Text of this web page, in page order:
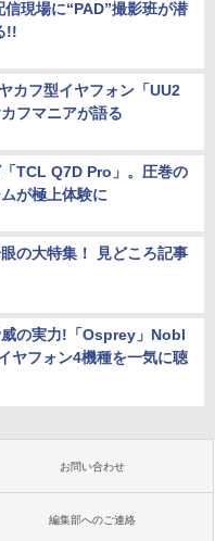
料無料 ※沖縄、離島を除
IPS Tpye-C/mini HDMI
対応
信現場に“PAD”撮影班が潜
!!
カフ型イヤフォン「UU2
フマニアが語る
TCL Q7D Pro」。圧巻の
が極上体験に
の大特集！ 見どころ記事
の実力!「Osprey」Nobl
ヤフォン4機種を一気に聴
お問い合わせ
編集部へのご連絡